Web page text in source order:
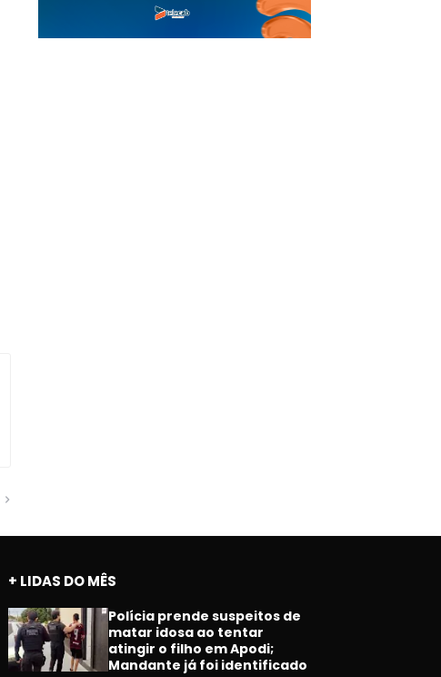
+ LIDAS DO MÊS
Polícia prende suspeitos de
matar idosa ao tentar
atingir o filho em Apodi;
Mandante já foi identificado